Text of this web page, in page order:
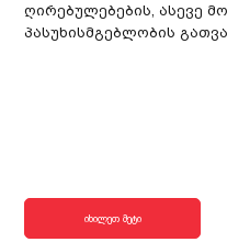
ღირებულებების, ასევე
პასუხისმგებლობის
იხილეთ მეტი